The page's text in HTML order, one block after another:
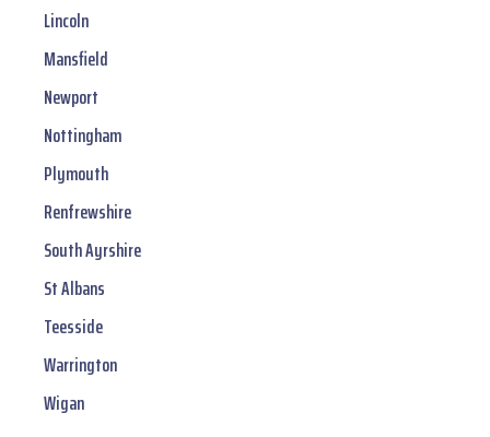
Lincoln
Mansfield
Newport
Nottingham
Plymouth
Renfrewshire
South Ayrshire
St Albans
Teesside
Warrington
Wigan